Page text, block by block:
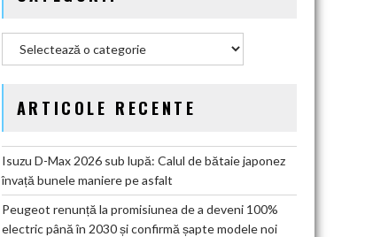
ARTICOLE RECENTE
Isuzu D-Max 2026 sub lupă: Calul de bătaie japonez
învață bunele maniere pe asfalt
Peugeot renunță la promisiunea de a deveni 100%
electric până în 2030 și confirmă șapte modele noi